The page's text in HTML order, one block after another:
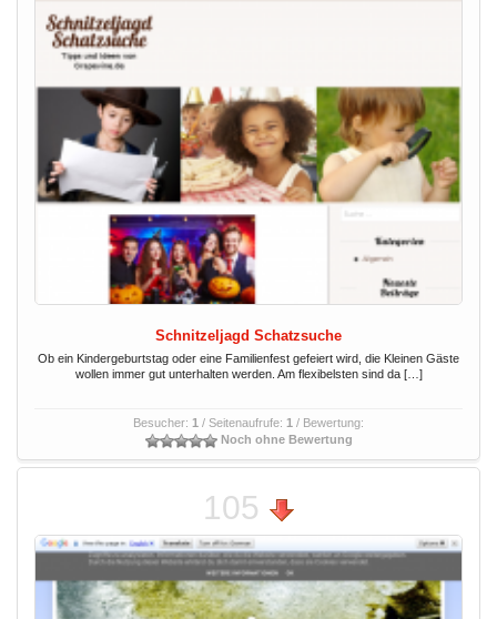
Schnitzeljagd Schatzsuche
Ob ein Kindergeburtstag oder eine Familienfest gefeiert wird, die Kleinen Gäste
wollen immer gut unterhalten werden. Am flexibelsten sind da […]
Besucher: 1 / Seitenaufrufe: 1 / Bewertung:
Noch ohne Bewertung
105